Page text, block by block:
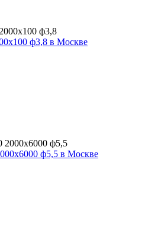
ф3,8 в Москве
ф5,5 в Москве